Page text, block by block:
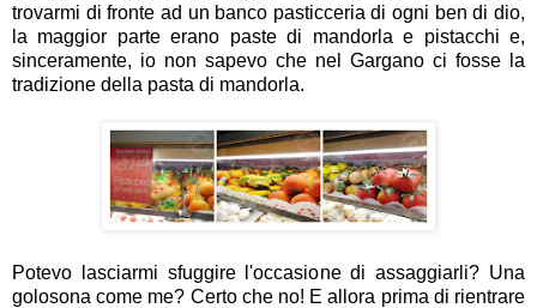
trovarmi di fronte ad un banco pasticceria di ogni ben di dio,
la maggior parte erano paste di mandorla e pistacchi e,
sinceramente, io non sapevo che nel Gargano ci fosse la
tradizione della pasta di mandorla.
Potevo lasciarmi sfuggire l'occasione di assaggiarli? Una
golosona come me? Certo che no! E allora prima di rientrare